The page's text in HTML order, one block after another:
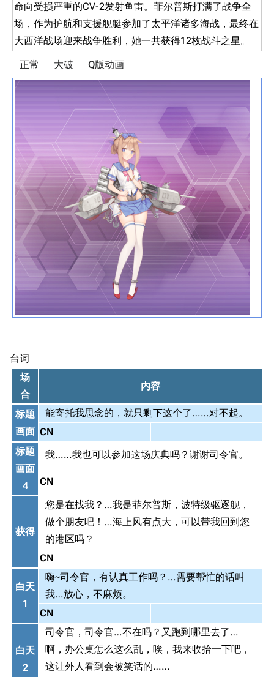
命向受损严重的CV-2发射鱼雷。菲尔普斯打满了战争全
场，作为护航和支援舰艇参加了太平洋诸多海战，最终在
大西洋战场迎来战争胜利，她一共获得12枚战斗之星。
正常 大破 Q版动画
台词
场
合
内容
标题
画面
能寄托我思念的，就只剩下这个了……对不起。
CN
标题
画面
4
我……我也可以参加这场庆典吗？谢谢司令官。
CN
获得
您是在找我？…我是菲尔普斯，波特级驱逐舰，
做个朋友吧！…海上风有点大，可以带我回到您
的港区吗？
CN
白天
1
嗨~司令官，有认真工作吗？…需要帮忙的话叫
我…放心，不麻烦。
CN
白天
2
司令官，司令官…不在吗？又跑到哪里去了…
啊，办公桌怎么这么乱，唉，我来收拾一下吧，
这让外人看到会被笑话的……